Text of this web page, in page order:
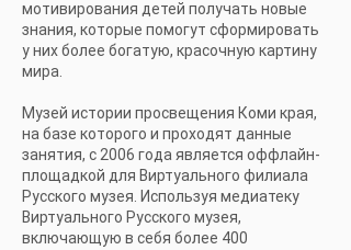
мотивирования детей получать новые
знания, которые помогут сформировать
у них более богатую, красочную картину
мира.
Музей истории просвещения Коми края,
на базе которого и проходят данные
занятия, с 2006 года является оффлайн-
площадкой для Виртуального филиала
Русского музея. Используя медиатеку
Виртуального Русского музея,
включающую в себя более 400